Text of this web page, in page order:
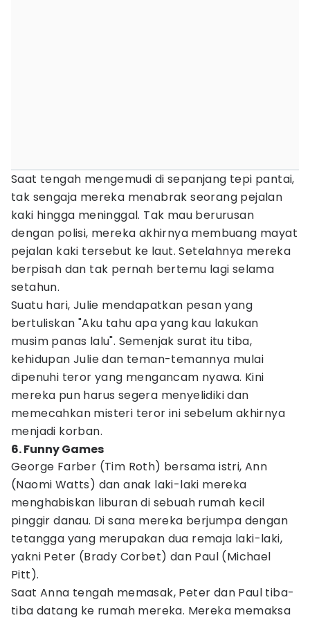
Saat tengah mengemudi di sepanjang tepi pantai,
tak sengaja mereka menabrak seorang pejalan
kaki hingga meninggal. Tak mau berurusan
dengan polisi, mereka akhirnya membuang mayat
pejalan kaki tersebut ke laut. Setelahnya mereka
berpisah dan tak pernah bertemu lagi selama
setahun.
Suatu hari, Julie mendapatkan pesan yang
bertuliskan "Aku tahu apa yang kau lakukan
musim panas lalu". Semenjak surat itu tiba,
kehidupan Julie dan teman-temannya mulai
dipenuhi teror yang mengancam nyawa. Kini
mereka pun harus segera menyelidiki dan
memecahkan misteri teror ini sebelum akhirnya
menjadi korban.
6. Funny Games
George Farber (Tim Roth) bersama istri, Ann
(Naomi Watts) dan anak laki-laki mereka
menghabiskan liburan di sebuah rumah kecil
pinggir danau. Di sana mereka berjumpa dengan
tetangga yang merupakan dua remaja laki-laki,
yakni Peter (Brady Corbet) dan Paul (Michael
Pitt).
Saat Anna tengah memasak, Peter dan Paul tiba-
tiba datang ke rumah mereka. Mereka memaksa